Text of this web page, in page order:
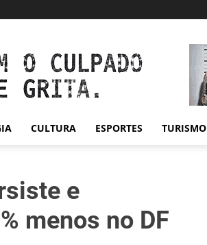
CULTURA ESPORTES TURISMO
e
menos no DF